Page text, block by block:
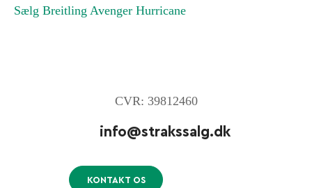
Sælg Breitling Avenger Hurricane
CVR: 39812460
info@strakssalg.dk
KONTAKT OS